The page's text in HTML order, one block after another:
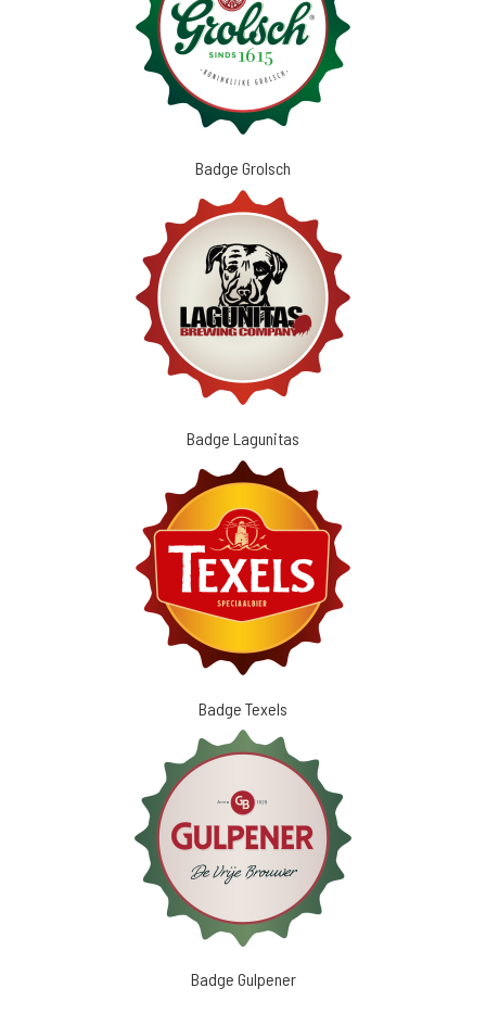
Badge Grolsch
Badge Lagunitas
Badge Texels
Badge Gulpener